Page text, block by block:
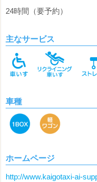
24時間（要予約）
主なサービス
車種
ホームページ
http://www.kaigotaxi-ai-